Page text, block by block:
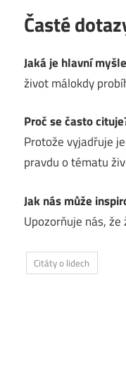
Časté
Jaká je hlavní
život málokdy
Proč se často
Protože vyjadřuje
pravdu o tématu
Jak nás může
Upozorňuje nás,
Citáty o lidech